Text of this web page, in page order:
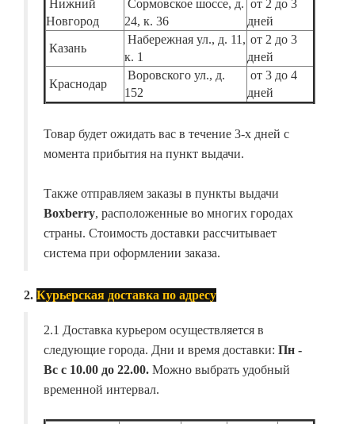
Нижний
Новгород
Сормовское шоссе, д.
24, к. 36
от 2 до 3
дней
Казань
Набережная ул., д. 11,
к. 1
от 2 до 3
дней
Краснодар
Воровского ул., д.
152
от 3 до 4
дней
Товар будет ожидать вас в течение 3-х дней с
момента прибытия на пункт выдачи.
Также отправляем заказы в пункты выдачи
Boxberry, расположенные во многих городах
страны. Стоимость доставки рассчитывает
система при оформлении заказа.
2. Курьерская доставка по адресу
2.1 Доставка курьером осуществляется в
следующие города. Дни и время доставки: Пн -
Вс с 10.00 до 22.00. Можно выбрать удобный
временной интервал.